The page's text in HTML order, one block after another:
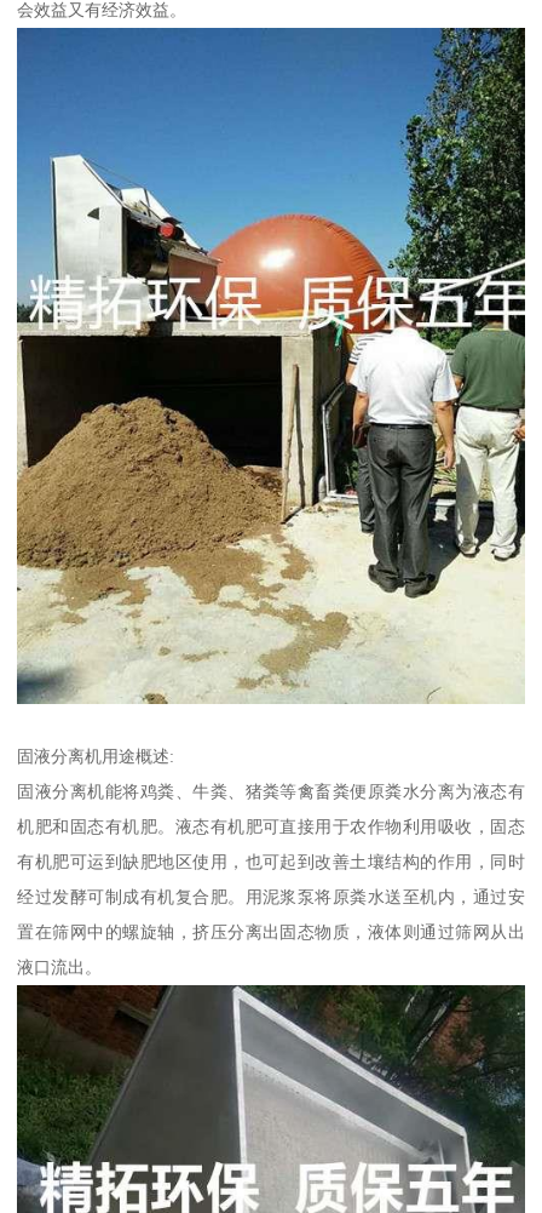
会效益又有经济效益。
固液分离机用途概述:
固液分离机能将鸡粪、牛粪、猪粪等禽畜粪便原粪水分离为液态有
机肥和固态有机肥。液态有机肥可直接用于农作物利用吸收，固态
有机肥可运到缺肥地区使用，也可起到改善土壤结构的作用，同时
经过发酵可制成有机复合肥。用泥浆泵将原粪水送至机内，通过安
置在筛网中的螺旋轴，挤压分离出固态物质，液体则通过筛网从出
液口流出。